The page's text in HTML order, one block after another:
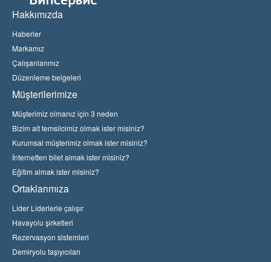
Hakkımızda
Haberler
Markamız
Çalışanlarımız
Düzenleme belgeleri
Müşterilerimize
Müşterimiz olmanız için 3 neden
Bizim alt temsilcimiz olmak ister misiniz?
Kurumsal müşterimiz olmak ister misiniz?
İnternetten bilet almak ister misiniz?
Eğitim almak ister misiniz?
Ortaklarımıza
Lider Liderlerle çalışır
Havayolu şirketleri
Rezervasyon sistemleri
Demiryolu taşıyıcıları